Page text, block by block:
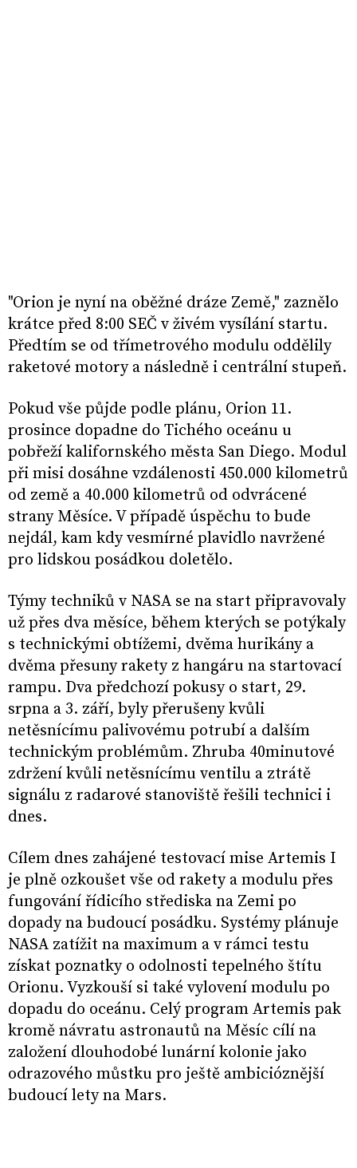
"Orion je nyní na oběžné dráze Země," zaznělo
krátce před 8:00 SEČ v živém vysílání startu.
Předtím se od třímetrového modulu oddělily
raketové motory a následně i centrální stupeň.
Pokud vše půjde podle plánu, Orion 11.
prosince dopadne do Tichého oceánu u
pobřeží kalifornského města San Diego. Modul
při misi dosáhne vzdálenosti 450.000 kilometrů
od země a 40.000 kilometrů od odvrácené
strany Měsíce. V případě úspěchu to bude
nejdál, kam kdy vesmírné plavidlo navržené
pro lidskou posádkou doletělo.
Týmy techniků v NASA se na start připravovaly
už přes dva měsíce, během kterých se potýkaly
s technickými obtížemi, dvěma hurikány a
dvěma přesuny rakety z hangáru na startovací
rampu. Dva předchozí pokusy o start, 29.
srpna a 3. září, byly přerušeny kvůli
netěsnícímu palivovému potrubí a dalším
technickým problémům. Zhruba 40minutové
zdržení kvůli netěsnícímu ventilu a ztrátě
signálu z radarové stanoviště řešili technici i
dnes.
Cílem dnes zahájené testovací mise Artemis I
je plně ozkoušet vše od rakety a modulu přes
fungování řídicího střediska na Zemi po
dopady na budoucí posádku. Systémy plánuje
NASA zatížit na maximum a v rámci testu
získat poznatky o odolnosti tepelného štítu
Orionu. Vyzkouší si také vylovení modulu po
dopadu do oceánu. Celý program Artemis pak
kromě návratu astronautů na Měsíc cílí na
založení dlouhodobé lunární kolonie jako
odrazového můstku pro ještě ambicióznější
budoucí lety na Mars.